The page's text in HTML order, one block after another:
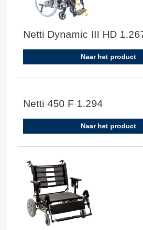
Netti Dynamic III HD
Naar het product
Netti 450 F 1.294
Naar het product